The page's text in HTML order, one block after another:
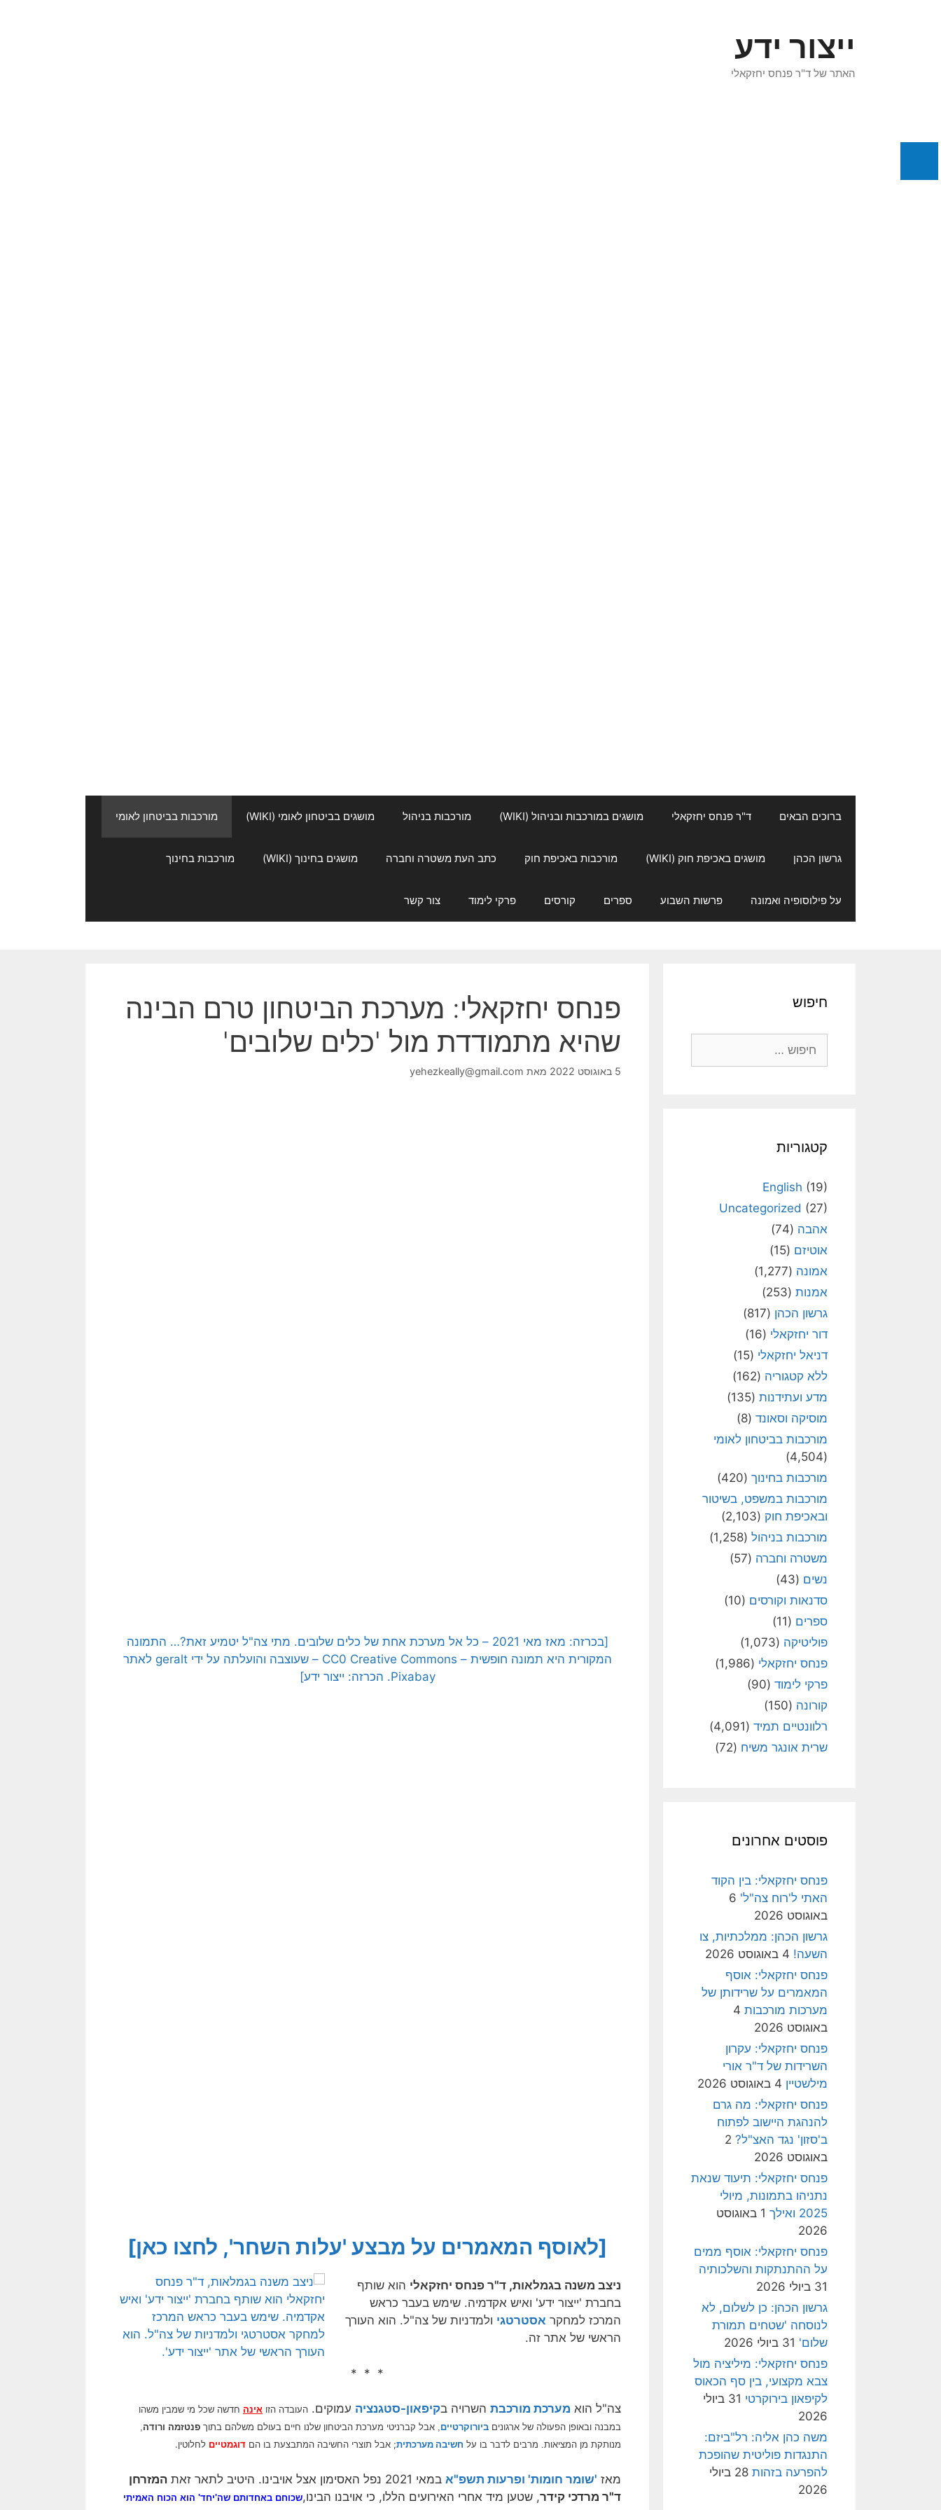
ייצור ידע
האתר של ד"ר פנחס יחזקאלי
ברוכים הבאים ד"ר פנחס יחזקאלי מושגים במורכבות ובניהול (WIKI) מורכבות בניהול מושגים בביטחון לאומי (WIKI) מורכבות בביטחון לאומי
גרשון הכהן מושגים באכיפת חוק (WIKI) מורכבות באכיפת חוק כתב העת משטרה וחברה מושגים בחינוך (WIKI) מורכבות בחינוך
על פילוסופיה ואמונה פרשות השבוע ספרים קורסים פרקי לימוד צור קשר
פנחס יחזקאלי: מערכת הביטחון טרם הבינה
שהיא מתמודדת מול 'כלים שלובים'
5 באוגוסט 2022 מאת yehezkeally@gmail.com
[בכרזה: מאז מאי 2021 – כל אל מערכת אחת של כלים שלובים. מתי צה"ל יטמיע זאת?… התמונה
המקורית היא תמונה חופשית – CC0 Creative Commons – שעוצבה והועלתה על ידי geralt לאתר
Pixabay. הכרזה: ייצור ידע]
[לאוסף המאמרים על מבצע 'עלות השחר', לחצו כאן]
ניצב משנה בגמלאות, ד"ר פנחס יחזקאלי הוא שותף
בחברת 'ייצור ידע' ואיש אקדמיה. שימש בעבר כראש
המרכז למחקר אסטרטגי ולמדניות של צה"ל. הוא העורך
הראשי של אתר זה.
* * *
צה"ל הוא מערכת מורכבת השרויה בקיפאון-סטגנציה עמוקים. העובדה הזו אינה חדשה שכל מי שמבין משהו
במבנה ובאופן הפעולה של ארגונים ביורוקרטיים, אבל קברניטי מערכת הביטחון שלנו חיים בעולם משלהם בתוך פנטזמה ורודה,
מנותקת מן המציאות. מרבים לדבר בו על חשיבה מערכתית; אבל תוצרי החשיבה המתבצעת בו הם דוגמטיים לחלוטין.
מאז 'שומר חומות' ופרעות תשפ"א במאי 2021 נפל האסימון אצל אויבינו. היטיב לתאר זאת
המזרחן
ד"ר מרדכי קידר, שטען מיד אחרי האירועים הללו, כי אויבנו הבינו,שכוחם באחדותם שה'יחד' הוא הכוח האמיתי
חיפוש
קטגוריות
English (19)
Uncategorized (27)
אהבה (74)
אוטיזם (15)
אמונה (1,277)
אמנות (253)
גרשון הכהן (817)
דור יחזקאלי (16)
דניאל יחזקאלי (15)
ללא קטגוריה (162)
מדע ועתידנות (135)
מוסיקה וסאונד (8)
מורכבות בביטחון לאומי
(4,504)
מורכבות בחינוך (420)
מורכבות במשפט, בשיטור
ובאכיפת חוק (2,103)
מורכבות בניהול (1,258)
משטרה וחברה (57)
נשים (43)
סדנאות וקורסים (10)
ספרים (11)
פוליטיקה (1,073)
פנחס יחזקאלי (1,986)
פרקי לימוד (90)
קורונה (150)
רלוונטיים תמיד (4,091)
שרית אונגר משיח (72)
פוסטים אחרונים
פנחס יחזקאלי: בין הקוד
האתי ל'רוח צה"ל' 6
באוגוסט 2026
גרשון הכהן: ממלכתיות, צו
השעה! 4 באוגוסט 2026
פנחס יחזקאלי: אוסף
המאמרים על שרידותן של
מערכות מורכבות 4
באוגוסט 2026
פנחס יחזקאלי: עקרון
השרידות של ד"ר אורי
מילשטיין 4 באוגוסט 2026
פנחס יחזקאלי: מה גרם
להנהגת היישוב לפתוח
ב'סזון' נגד האצ"ל? 2
באוגוסט 2026
פנחס יחזקאלי: תיעוד שנאת
נתניהו בתמונות, מיולי
2025 ואילך
1 באוגוסט
2026
פנחס יחזקאלי: אוסף ממים
על ההתנתקות והשלכותיה
31 ביולי 2026
גרשון הכהן: כן לשלום, לא
לנוסחה 'שטחים תמורת
שלום' 31 ביולי 2026
פנחס יחזקאלי: מיליציה מול
צבא מקצועי, בין סף הכאוס
לקיפאון בירוקרטי
31 ביולי
2026
משה כהן אליה: רל"ביזם:
התנגדות פוליטית שהופכת
להפרעה בזהות
28 ביולי
2026